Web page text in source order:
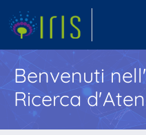
Benvenuti
Ricerca